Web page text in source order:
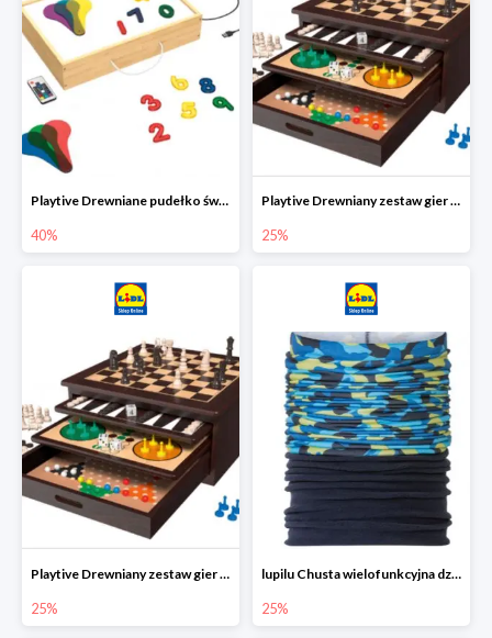
Playtive Drewniane pudełko świetlne MONTESSORI
40%
Playtive Drewniany zestaw gier 10 w 1
25%
Playtive Drewniany zestaw gier 10 w 1
25%
lupilu Chusta wielofunkcyjna dziecięca
25%